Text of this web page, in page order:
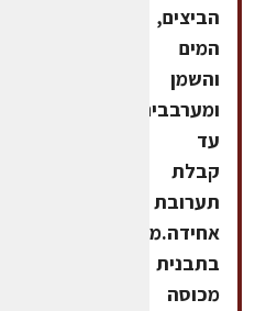
הביצים,
המים
והשמן
ומערבבים
עד
קבלת
תערובת
אחידה.מניחים
בתבנית
מכוסה